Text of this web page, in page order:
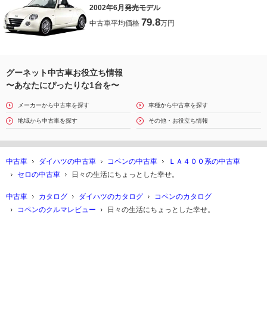
2002年6月発売モデル
中古車平均価格 79.8万円
グーネット中古車お役立ち情報
〜あなたにぴったりな1台を〜
メーカーから中古車を探す 車種から中古車を探す
地域から中古車を探す その他・お役立ち情報
中古車 ダイハツの中古車 コペンの中古車
ＬＡ４００系の中古車
セロの中古車
日々の生活にちょっとした幸せ。
中古車 カタログ ダイハツのカタログ
コペンのカタログ
コペンのクルマレビュー
日々の生活にちょっとした幸せ。